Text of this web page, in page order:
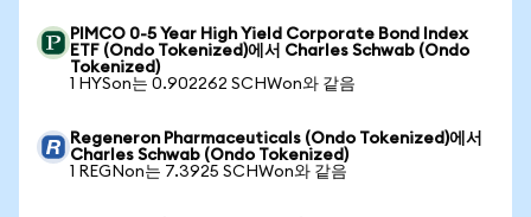
PIMCO 0-5 Year High Yield Corporate Bond Index
ETF (Ondo Tokenized)에서 Charles Schwab (Ondo
Tokenized)
1 HYSon는 0.902262 SCHWon와 같음
Regeneron Pharmaceuticals (Ondo Tokenized)에서
Charles Schwab (Ondo Tokenized)
1 REGNon는 7.3925 SCHWon와 같음